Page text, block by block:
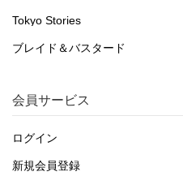
Tokyo Stories
ブレイド＆バスタード
会員サービス
ログイン
新規会員登録